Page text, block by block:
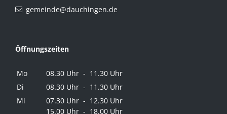
gemeinde@dauchingen.de
Öffnungszeiten
Mo
08.30 Uhr - 11.30 Uhr
Di
08.30 Uhr - 11.30 Uhr
Mi
07.30 Uhr - 12.30 Uhr
15.00 Uhr - 18.00 Uhr